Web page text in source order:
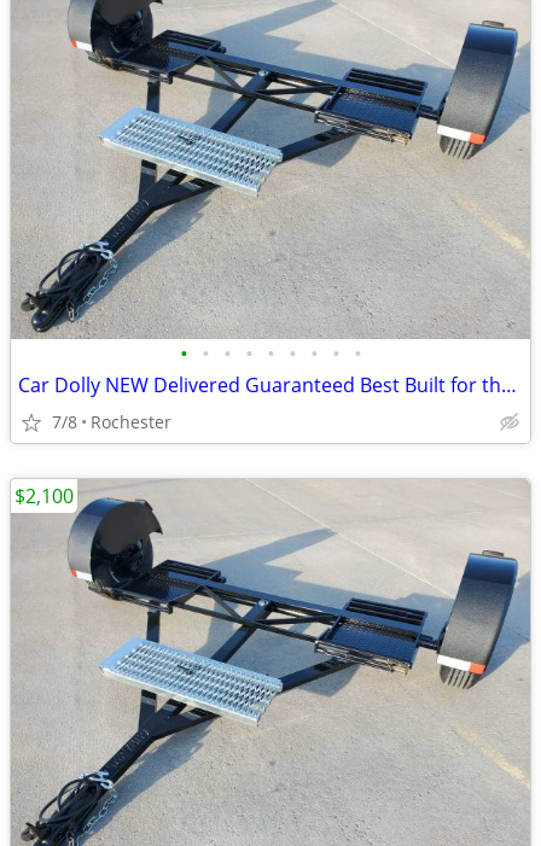
• • • • • • • • •
Car Dolly NEW Delivered Guaranteed Best Built for the Money in U.S.!
7/8 Rochester
$2,100